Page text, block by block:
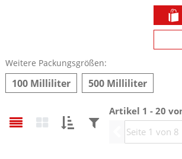
Weitere Packungsgrößen:
100 Milliliter 500 Milliliter
Artikel 1 - 20
Vorherige